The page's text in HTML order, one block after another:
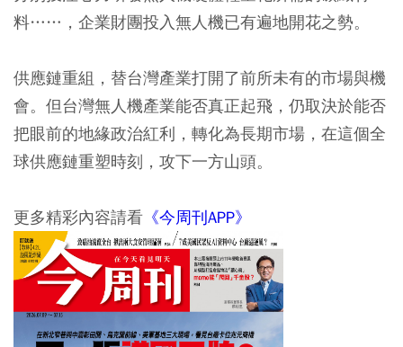
料……，企業財團投入無人機已有遍地開花之勢。
供應鏈重組，替台灣產業打開了前所未有的市場與機
會。但台灣無人機產業能否真正起飛，仍取決於能否
把眼前的地緣政治紅利，轉化為長期市場，在這個全
球供應鏈重塑時刻，攻下一方山頭。
更多精彩內容請看 《今周刊APP》